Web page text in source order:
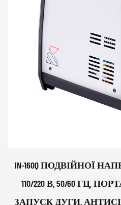
IN-160Q ПОДВІЙНОЇ
110/220 В, 50/60 ГЦ,
ЗАПУСК ДУГИ,